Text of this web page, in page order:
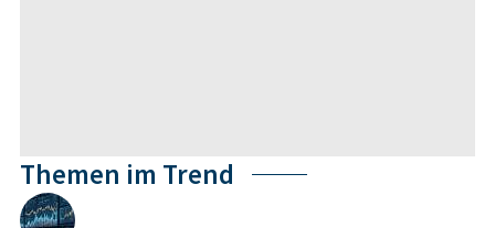
Themen im Trend